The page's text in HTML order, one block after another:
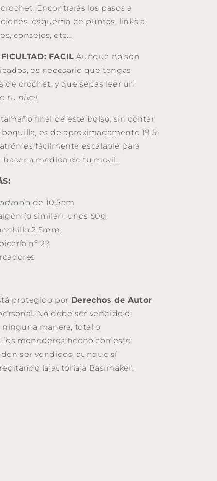
Encontrarás los pasos a
esquema de puntos, links a
consejos, etc…
FACIL Aunque no son
es necesario que tengas
de crochet, y que sepas leer un
tu nivel
tamaño final de este bolso, sin contar
boquilla, es de aproximadamente 19.5
es fácilmente escalable para
hacer a medida de tu movil.
de 10.5cm
(o similar), unos 50g.
2.5mm.
nº 22
protegido por Derechos de Autor
No debe ser vendido o
manera, total o
monederos hecho con este
ser vendidos, aunque sí
la autoría a Basimaker.